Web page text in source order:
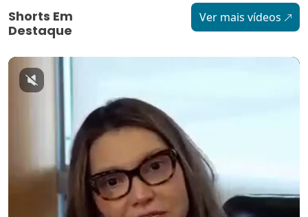
Shorts Em
Destaque
Ver mais vídeos